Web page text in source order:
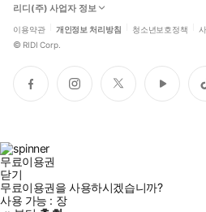
리디(주) 사업자 정보
이용약관 개인정보 처리방침 청소년보호정책
© RIDI Corp.
페
이
인
스
트
위
유
튜
무료이용권
닫기
무료이용권을 사용하시겠습니까?
사용 가능 : 장